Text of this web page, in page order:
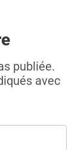
publiée.
avec